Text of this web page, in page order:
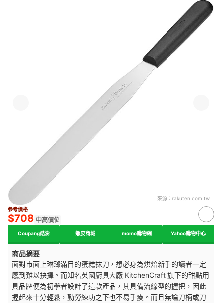
來源： rakuten.com.tw
參考價格
$708 中高價位
Coupang酷澎 蝦皮商城 momo購物網 Yahoo購物中心
商品摘要
面對市面上琳瑯滿目的蛋糕抹刀，想必身為烘焙新手的讀者一定
感到難以抉擇。而知名英國廚具大廠 KitchenCraft 旗下的甜點用
具品牌便為初學者設計了這款產品，其具備流線型的握把，因此
握起來十分輕鬆，勤勞練功之下也不易手痠。而且無論刀柄或刀